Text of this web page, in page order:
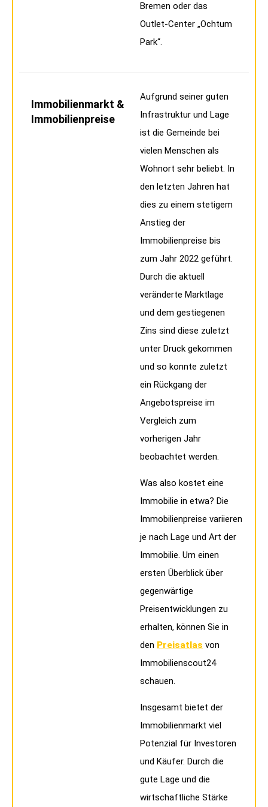
Bremen oder das
Outlet-Center „Ochtum
Park“.
Immobilienmarkt &
Immobilienpreise
Aufgrund seiner guten
Infrastruktur und Lage
ist die Gemeinde bei
vielen Menschen als
Wohnort sehr beliebt. In
den letzten Jahren hat
dies zu einem stetigem
Anstieg der
Immobilienpreise bis
zum Jahr 2022 geführt.
Durch die aktuell
veränderte Marktlage
und dem gestiegenen
Zins sind diese zuletzt
unter Druck gekommen
und so konnte zuletzt
ein Rückgang der
Angebotspreise im
Vergleich zum
vorherigen Jahr
beobachtet werden.
Was also kostet eine
Immobilie in etwa? Die
Immobilienpreise variieren
je nach Lage und Art der
Immobilie. Um einen
ersten Überblick über
gegenwärtige
Preisentwicklungen zu
erhalten, können Sie in
den Preisatlas von
Immobilienscout24
schauen.
Insgesamt bietet der
Immobilienmarkt viel
Potenzial für Investoren
und Käufer. Durch die
gute Lage und die
wirtschaftliche Stärke